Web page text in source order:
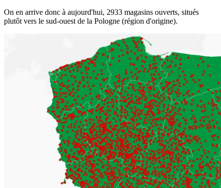
On en arrive donc à aujourd'hui, 2933 magasins ouverts, situés
plutôt vers le sud-ouest de la Pologne (région d'origine).